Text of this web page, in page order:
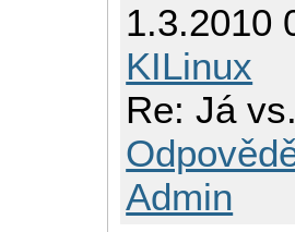
1.3.2010
KILinux
Re: Já
Admin